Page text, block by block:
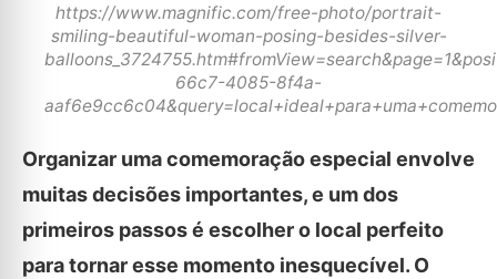
https://www.magnific.com/free-photo/portrait-
smiling-beautiful-woman-posing-besides-silver-
66c7-4085-8f4a-
Organizar uma comemoração especial envolve
muitas decisões importantes, e um dos
primeiros passos é escolher o local perfeito
para tornar esse momento inesquecível. O